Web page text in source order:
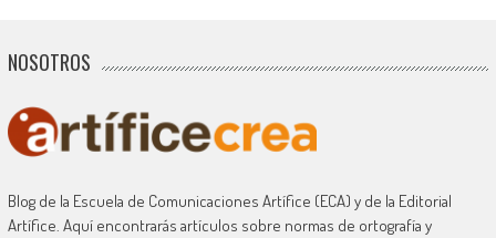
NOSOTROS
Blog de la Escuela de Comunicaciones Artífice (ECA) y de la Editorial
Artífice. Aquí encontrarás artículos sobre normas de ortografía y